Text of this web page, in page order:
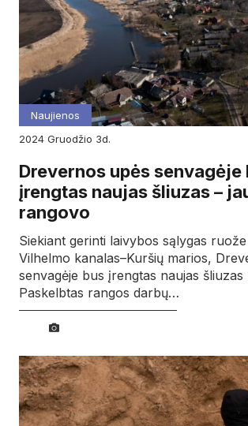
Naujienos
2024
gruodžio 3d.
Drevernos upės senvagėje
įrengtas naujas šliuzas –
rangovo
Siekiant gerinti laivybos sąlygas
Vilhelmo kanalas–Kuršių marios,
senvagėje bus įrengtas naujas
Paskelbtas rangos darbų…